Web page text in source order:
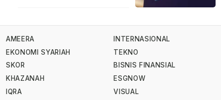
AMEERA
EKONOMI SYARIAH
SKOR
KHAZANAH
IQRA
INTERNASIONAL
TEKNO
BISNIS FINANSIAL
ESGNOW
VISUAL